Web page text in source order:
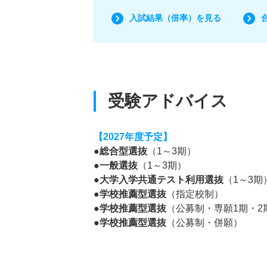
入試結果（倍率）を見る
受験アドバイス
【2027年度予定】
●総合型選抜 （1～3期）
●一般選抜 （1～3期）
●大学入学共通テスト利用選抜 （1～3期）
●学校推薦型選抜 （指定校制）
●学校推薦型選抜 （公募制・専願1期・2
●学校推薦型選抜 （公募制・併願）